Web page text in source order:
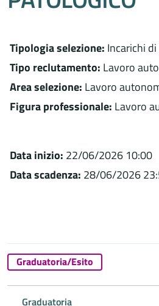
Tipologia selezione: Incarichi
Tipo reclutamento: Lavoro
Area selezione: Lavoro
Figura professionale: Lavoro
Data inizio: 22/06/2026 10:00
Data scadenza: 28/06/2026
Graduatoria/Esito
Graduatoria